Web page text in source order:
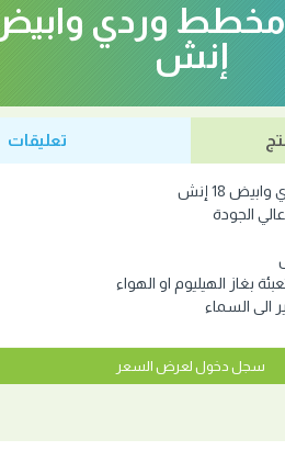
إنش
تعليقات
18 إنش
الجودة
بغاز الهيليوم او الهواء
الى السماء
سجل دخول لعرض السعر